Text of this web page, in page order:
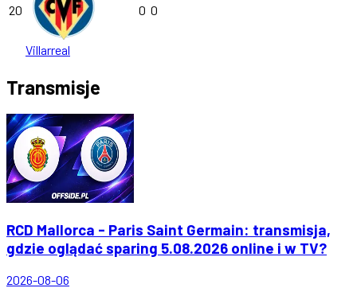
20
Villarreal
0 0
Transmisje
RCD Mallorca - Paris Saint Germain: transmisja,
gdzie oglądać sparing 5.08.2026 online i w TV?
2026-08-06